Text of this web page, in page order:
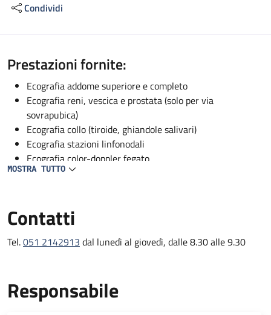
Condividi
Descrizione
Prestazioni fornite:
Ecografia addome superiore e completo
Ecografia reni, vescica e prostata (solo per via
sovrapubica)
Ecografia collo (tiroide, ghiandole salivari)
Ecografia stazioni linfonodali
Ecografia color-doppler fegato
Ecografia color Doppler vascolare (solo per pazienti
MOSTRA TUTTO
Contatti
Tel.051 2142913 dal lunedì al giovedì, dalle 8.30 alle 9.30
Responsabile